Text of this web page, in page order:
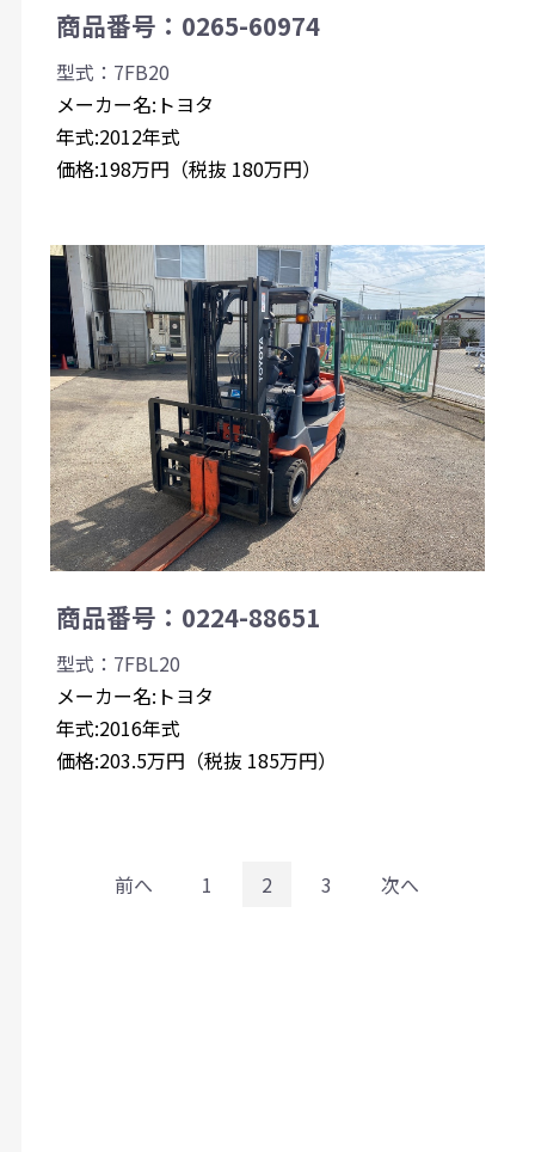
商品番号：0265-60974
型式：7FB20
メーカー名:トヨタ
年式:2012年式
価格:198万円（税抜 180万円）
商品番号：0224-88651
型式：7FBL20
メーカー名:トヨタ
年式:2016年式
価格:203.5万円（税抜 185万円）
前へ 1 2 3 次へ